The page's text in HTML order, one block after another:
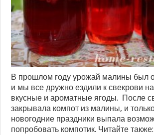
В прошлом году урожай малины был
и мы все дружно ездили к свекрови
вкусные и ароматные ягоды. После
закрывала компот из малины, и
новогодние праздники выпала
попробовать компотик. Читайте